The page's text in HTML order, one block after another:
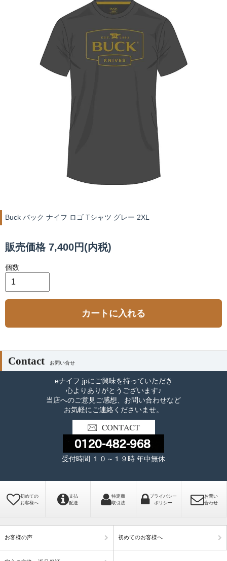
Buck バック ナイフ ロゴ Tシャツ グレー 2XL
販売価格 7,400円(内税)
個数
カートに入れる
Contact お問い合せ
eナイフ.jpにご興味を持っていただき
心よりありがとうございます♪
当店へのご意見ご感想、お問い合わせなど
お気軽にご連絡くださいませ。
受付時間 １０～１９時 年中無休
初めての
お客様へ
支払
配送
特定商
取引法
プライバシー
ポリシー
お問い
合わせ
お客様の声 初めてのお客様へ